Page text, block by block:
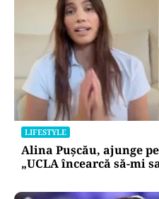
LIFESTYLE
Alina Pușcău, ajunge
„UCLA încearcă să-mi